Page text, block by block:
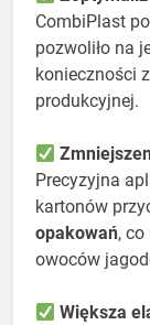
CombiPlast
pozwoliło na
konieczności
produkcyjnej.
Precyzyjna
kartonów
opakowań,
owoców
Większa